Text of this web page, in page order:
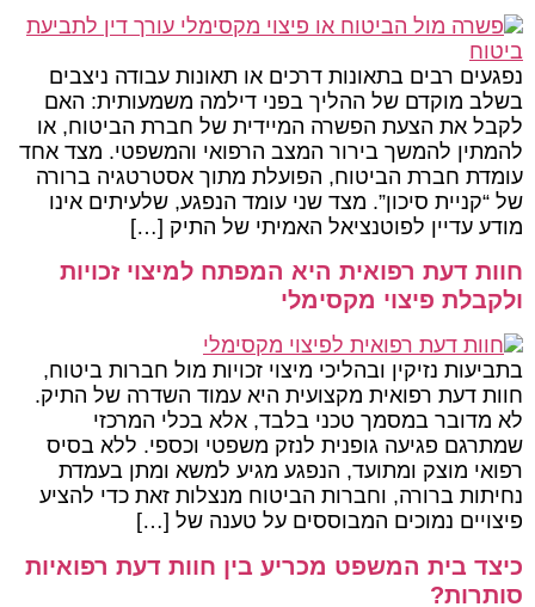
נפגעים רבים בתאונות דרכים או תאונות עבודה ניצבים
בשלב מוקדם של ההליך בפני דילמה משמעותית: האם
לקבל את הצעת הפשרה המיידית של חברת הביטוח, או
להמתין להמשך בירור המצב הרפואי והמשפטי. מצד אחד
עומדת חברת הביטוח, הפועלת מתוך אסטרטגיה ברורה
של “קניית סיכון”. מצד שני עומד הנפגע, שלעיתים אינו
מודע עדיין לפוטנציאל האמיתי של התיק […]
חוות דעת רפואית היא המפתח למיצוי זכויות
ולקבלת פיצוי מקסימלי
בתביעות נזיקין ובהליכי מיצוי זכויות מול חברות ביטוח,
חוות דעת רפואית מקצועית היא עמוד השדרה של התיק.
לא מדובר במסמך טכני בלבד, אלא בכלי המרכזי
שמתרגם פגיעה גופנית לנזק משפטי וכספי. ללא בסיס
רפואי מוצק ומתועד, הנפגע מגיע למשא ומתן בעמדת
נחיתות ברורה, וחברות הביטוח מנצלות זאת כדי להציע
פיצויים נמוכים המבוססים על טענה של […]
כיצד בית המשפט מכריע בין חוות דעת רפואיות
סותרות?